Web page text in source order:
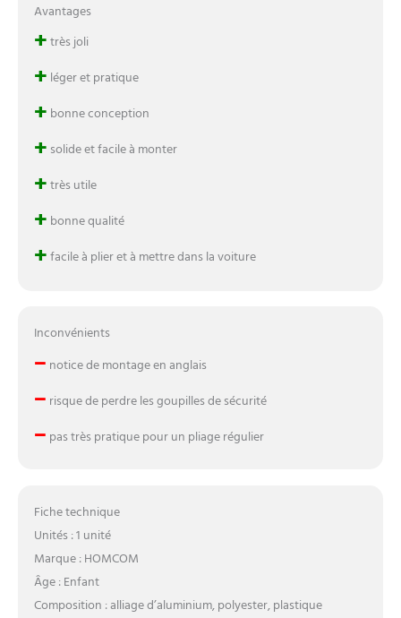
Avantages
+très joli
+ léger et pratique
+ bonne conception
+ solide et facile à monter
+très utile
+ bonne qualité
+facile à plier et à mettre dans la voiture
Inconvénients
– notice de montage en anglais
– risque de perdre les goupilles de sécurité
– pas très pratique pour un pliage régulier
Fiche technique
Unités : 1 unité
Marque : HOMCOM
Âge : Enfant
Composition : alliage d’aluminium, polyester, plastique